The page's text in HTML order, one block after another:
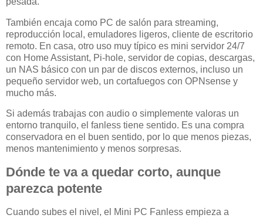
También encaja como PC de salón para streaming,
reproducción local, emuladores ligeros, cliente de escritorio
remoto. En casa, otro uso muy típico es mini servidor 24/7
con Home Assistant, Pi-hole, servidor de copias, descargas,
un NAS básico con un par de discos externos, incluso un
pequeño servidor web, un cortafuegos con OPNsense y
mucho más.
Si además trabajas con audio o simplemente valoras un
entorno tranquilo, el fanless tiene sentido. Es una compra
conservadora en el buen sentido, por lo que menos piezas,
menos mantenimiento y menos sorpresas.
Dónde te va a quedar corto, aunque
parezca potente
Cuando subes el nivel, el Mini PC Fanless empieza a